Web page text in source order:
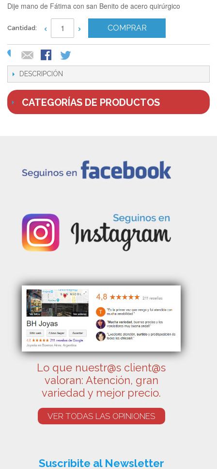
Dije mano de Fátima con san Benito de acero quirúrgico
Cantidad: ‹ › COMPRAR
DESCRIPCIÓN
CATEGORÍAS DE PRODUCTOS
Lo que nuestr@s client@s
valoran: Atención, gran
variedad y mejor precio.
VER TODAS LAS OPINIONES
Suscribite al Newsletter